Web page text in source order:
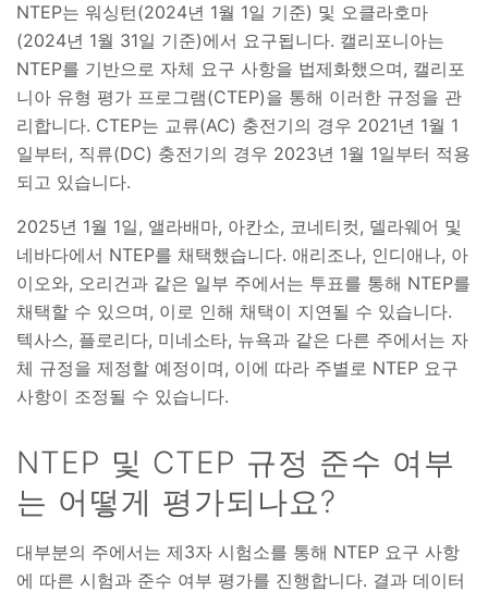
NTEP는 워싱턴(2024년 1월 1일 기준) 및 오클라호마
(2024년 1월 31일 기준)에서 요구됩니다. 캘리포니아는
NTEP를 기반으로 자체 요구 사항을 법제화했으며, 캘리포
니아 유형 평가 프로그램(CTEP)을 통해 이러한 규정을 관
리합니다. CTEP는 교류(AC) 충전기의 경우 2021년 1월 1
일부터, 직류(DC) 충전기의 경우 2023년 1월 1일부터 적용
되고 있습니다.
2025년 1월 1일, 앨라배마, 아칸소, 코네티컷, 델라웨어 및
네바다에서 NTEP를 채택했습니다. 애리조나, 인디애나, 아
이오와, 오리건과 같은 일부 주에서는 투표를 통해 NTEP를
채택할 수 있으며, 이로 인해 채택이 지연될 수 있습니다.
텍사스, 플로리다, 미네소타, 뉴욕과 같은 다른 주에서는 자
체 규정을 제정할 예정이며, 이에 따라 주별로 NTEP 요구
사항이 조정될 수 있습니다.
NTEP 및 CTEP 규정 준수 여부
는 어떻게 평가되나요?
대부분의 주에서는 제3자 시험소를 통해 NTEP 요구 사항
에 따른 시험과 준수 여부 평가를 진행합니다. 결과 데이터